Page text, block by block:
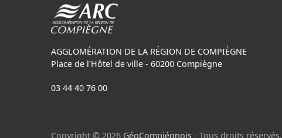
AGGLOMÉRATION DE LA RÉGION DE COMPIÈGNE
Place de l'Hôtel de ville - 60200 Compiègne
03 44 40 76 00
Copyright © 2026 GéoCompiégnois - Tous droits réservés.